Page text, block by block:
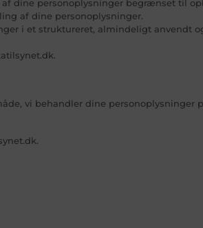
dine personoplysninger begrænset til
af dine personoplysninger.
i et struktureret, almindeligt anvendt
vi behandler dine personoplysninger